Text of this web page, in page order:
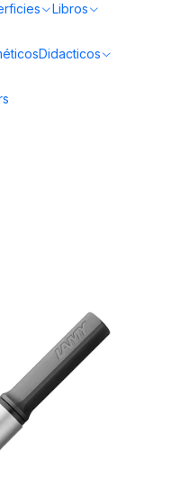
Libros
Didacticos